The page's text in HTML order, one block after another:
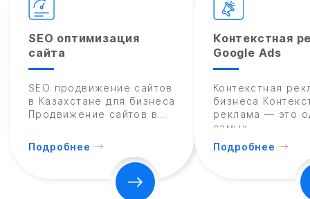
SEO оптимизация
сайта
SEO продвижение сайтов
в Казахстане для бизнеса
Продвижение сайтов в...
Подробнее
Контекстная
Google Ads
Контекстная
бизнеса
реклама — это
самых...
Подробнее